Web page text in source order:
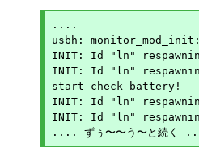
....
usbh:
INIT: Id "ln"
INIT: Id "ln"
start check battery!
INIT: Id "ln"
INIT: Id "ln"